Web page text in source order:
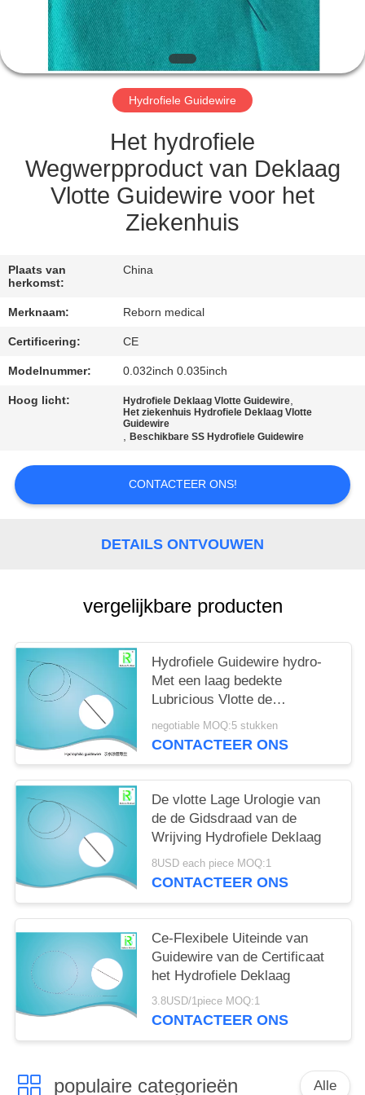
ONS
VERZOEK
CITAAT
PRIVACY
POLICY
Hydrofiele Guidewire
Het hydrofiele
Wegwerpproduct van Deklaag
Vlotte Guidewire voor het
Ziekenhuis
Plaats van
herkomst:
China
Merknaam: Reborn medical
Certificering: CE
Modelnummer: 0.032inch 0.035inch
Hoog licht: Hydrofiele Deklaag Vlotte Guidewire,
Het ziekenhuis Hydrofiele Deklaag Vlotte
Guidewire
,Beschikbare SS Hydrofiele Guidewire
CONTACTEER ONS!
DETAILS ONTVOUWEN
vergelijkbare producten
Hydrofiele Guidewire hydro-
Met een laag bedekte
Lubricious Vlotte de
Gidsdraad van Sugical Nitinol
negotiable MOQ:5 stukken
CONTACTEER ONS
De vlotte Lage Urologie van
de de Gidsdraad van de
Wrijving Hydrofiele Deklaag
8USD each piece MOQ:1
CONTACTEER ONS
Ce-Flexibele Uiteinde van
Guidewire van de Certificaat
het Hydrofiele Deklaag
3.8USD/1piece MOQ:1
CONTACTEER ONS
populaire categorieën Alle